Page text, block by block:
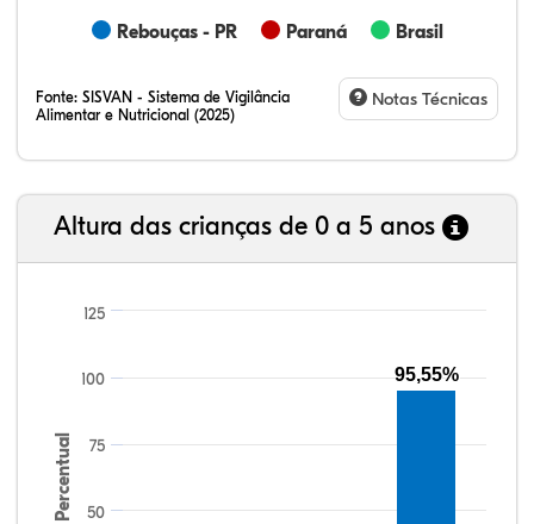
Rebouças - PR Paraná Brasil
Fonte: SISVAN - Sistema de Vigilância
Alimentar e Nutricional (2025)
Notas Técnicas
Altura das crianças de 0 a 5 anos
Percentual 50
75
100
125
95,55%